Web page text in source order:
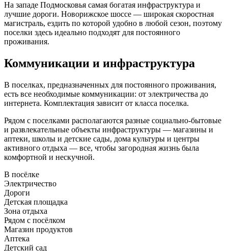
На западе Подмосковья самая богатая инфраструктура и
лучшие дороги. Новорижское шоссе — широкая скоростная
магистраль, ездить по которой удобно в любой сезон, поэтому
поселки здесь идеально подходят для постоянного
проживания.
Коммуникации и инфраструктура
В поселках, предназначенных для постоянного проживания,
есть все необходимые коммуникации: от электричества до
интернета. Комплектация зависит от класса поселка.
Рядом с поселками располагаются разные социально-бытовые
и развлекательные объекты инфраструктуры — магазины и
аптеки, школы и детские сады, дома культуры и центры
активного отдыха — все, чтобы загородная жизнь была
комфортной и нескучной.
В посёлке
Электричество
Дороги
Детская площадка
Зона отдыха
Рядом с посёлком
Магазин продуктов
Аптека
Детский сад